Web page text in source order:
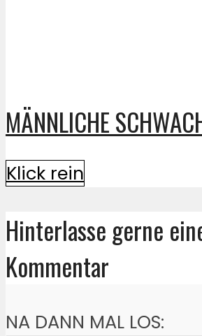
MÄNNLICHE
Klick rein
Hinterlasse gerne
Kommentar
NA DANN MAL LOS: